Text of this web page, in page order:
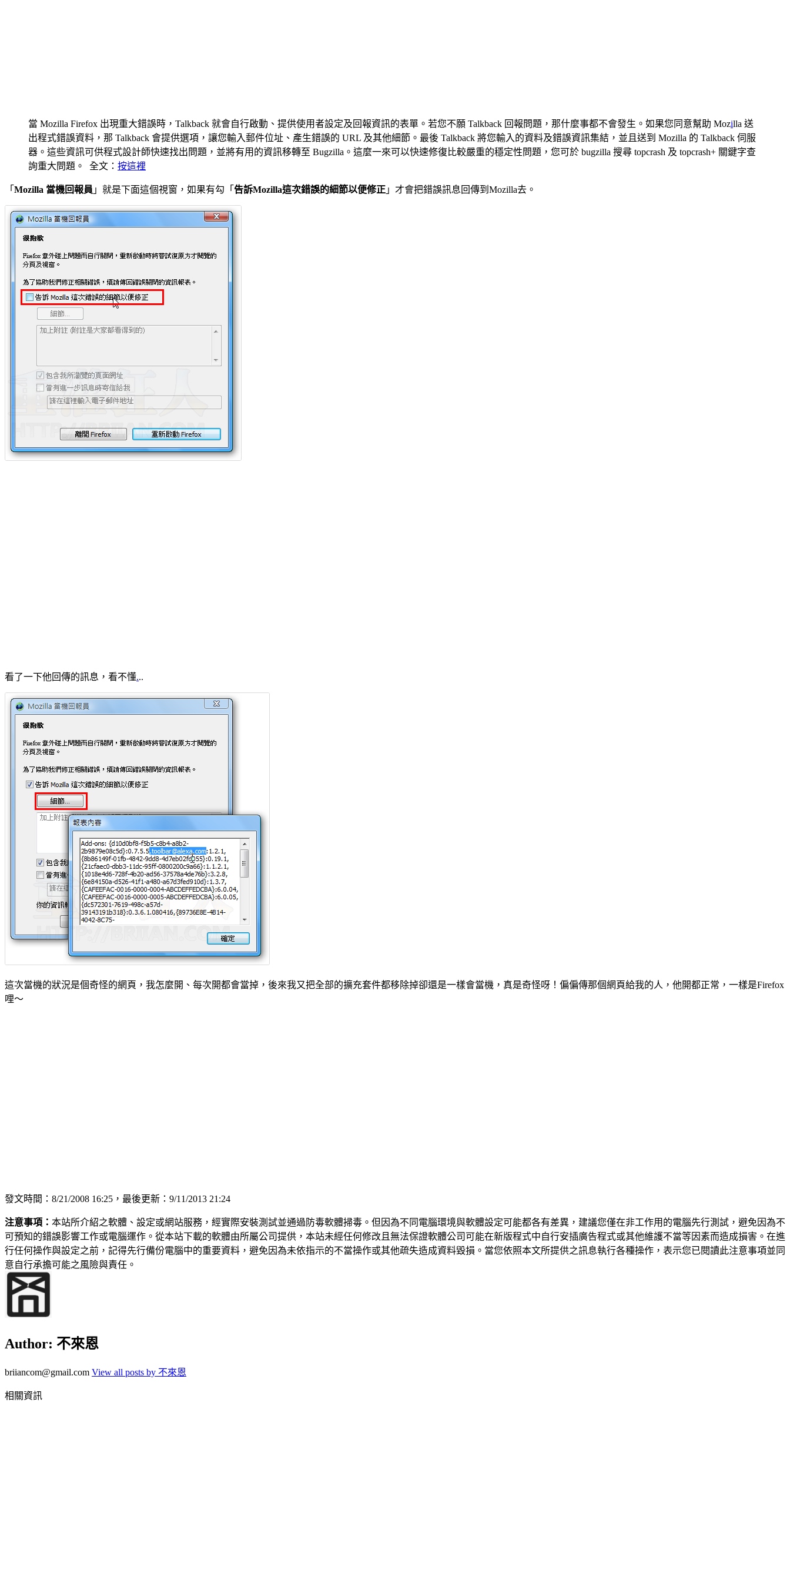
當 Mozilla Firefox 出現重大錯誤時，Talkback 就會自行啟動、提供使用者設定及回報資訊的表單。若您不願 Talkback 回報問題，那什麼事都不會發生。如果您同意幫助 Mozilla 送
出程式錯誤資料，那 Talkback 會提供選項，讓您輸入郵件位址、產生錯誤的 URL 及其他細節。最後 Talkback 將您輸入的資料及錯誤資訊集結，並且送到 Mozilla 的 Talkback 伺服
器。這些資訊可供程式設計師快速找出問題，並將有用的資訊移轉至 Bugzilla。這麼一來可以快速修復比較嚴重的穩定性問題，您可於 bugzilla 搜尋 topcrash 及 topcrash+ 關鍵字查
詢重大問題。 全文： 按這裡
「 Mozilla 當機回報員 」就是下面這個視窗，如果有勾「 告訴Mozilla這次錯誤的細節以便修正 」才會把錯誤訊息回傳到Mozilla去。
看了一下他回傳的訊息，看不懂...
這次當機的狀況是個奇怪的網頁，我怎麼開、每次開都會當掉，後來我又把全部的擴充套件都移除掉卻還是一樣會當機，真是奇怪呀！偏偏傳那個網頁給我的人，他開都正常，一樣是Firefox
哩～
發文時間：8/21/2008 16:25，最後更新：9/11/2013 21:24
注意事項： 本站所介紹之軟體、設定或網站服務，經實際安裝測試並通過防毒軟體掃毒。但因為不同電腦環境與軟體設定可能都各有差異，建議您僅在非工作用的電腦先行測試，避免因為不
可預知的錯誤影響工作或電腦運作。從本站下載的軟體由所屬公司提供，本站未經任何修改且無法保證軟體公司可能在新版程式中自行安插廣告程式或其他維護不當等因素而造成損害。在進
行任何操作與設定之前，記得先行備份電腦中的重要資料，避免因為未依指示的不當操作或其他疏失造成資料毀損。當您依照本文所提供之訊息執行各種操作，表示您已閱讀此注意事項並同
意自行承擔可能之風險與責任。
Author: 不來恩
briiancom@gmail.com View all posts by 不來恩
相關資訊